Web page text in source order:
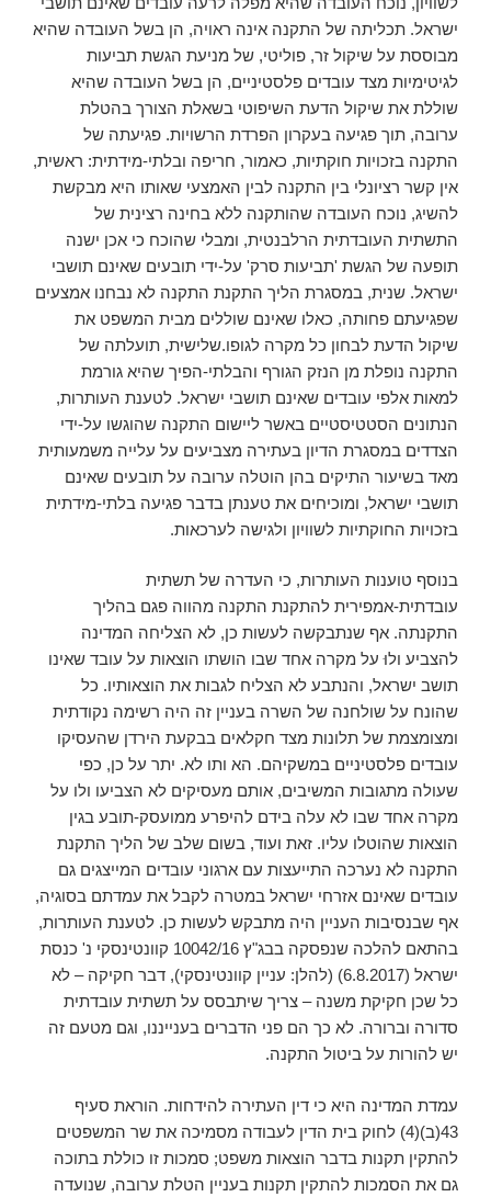
ישראל. תכליתה של התקנה אינה ראויה, הן בשל העובדה שהיא
מבוססת על שיקול זר, פוליטי, של מניעת הגשת תביעות
לגיטימיות מצד עובדים פלסטיניים, הן בשל העובדה שהיא
שוללת את שיקול הדעת השיפוטי בשאלת הצורך בהטלת
ערובה, תוך פגיעה בעקרון הפרדת הרשויות. פגיעתה של
התקנה בזכויות חוקתיות, כאמור, חריפה ובלתי-מידתית: ראשית,
אין קשר רציונלי בין התקנה לבין האמצעי שאותו היא מבקשת
להשיג, נוכח העובדה שהותקנה ללא בחינה רצינית של
התשתית העובדתית הרלבנטית, ומבלי שהוכח כי אכן ישנה
תופעה של הגשת 'תביעות סרק' על-ידי תובעים שאינם תושבי
ישראל. שנית, במסגרת הליך התקנת התקנה לא נבחנו אמצעים
שפגיעתם פחותה, כאלו שאינם שוללים מבית המשפט את
שיקול הדעת לבחון כל מקרה לגופו.שלישית, תועלתה של
התקנה נופלת מן הנזק הגורף והבלתי-הפיך שהיא גורמת
למאות אלפי עובדים שאינם תושבי ישראל. לטענת העותרות,
הנתונים הסטטיסטיים באשר ליישום התקנה שהוגשו על-ידי
הצדדים במסגרת הדיון בעתירה מצביעים על עלייה משמעותית
מאד בשיעור התיקים בהן הוטלה ערובה על תובעים שאינם
תושבי ישראל, ומוכיחים את טענתן בדבר פגיעה בלתי-מידתית
בזכויות החוקתיות לשוויון ולגישה לערכאות.
בנוסף טוענות העותרות, כי העדרה של תשתית
עובדתית-אמפירית להתקנת התקנה מהווה פגם בהליך
התקנתה. אף שנתבקשה לעשות כן, לא הצליחה המדינה
להצביע ולוּ על מקרה אחד שבו הושתו הוצאות על עובד שאינו
תושב ישראל, והנתבע לא הצליח לגבות את הוצאותיו. כל
שהונח על שולחנה של השרה בעניין זה היה רשימה נקודתית
ומצומצמת של תלונות מצד חקלאים בבקעת הירדן שהעסיקו
עובדים פלסטיניים במשקיהם. הא ותו לא. יתר על כן, כפי
שעולה מתגובות המשיבים, אותם מעסיקים לא הצביעו ולו על
מקרה אחד שבו לא עלה בידם להיפרע ממועסק-תובע בגין
הוצאות שהוטלו עליו. זאת ועוד, בשום שלב של הליך התקנת
התקנה לא נערכה התייעצות עם ארגוני עובדים המייצגים גם
עובדים שאינם אזרחי ישראל במטרה לקבל את עמדתם בסוגיה,
אף שבנסיבות העניין היה מתבקש לעשות כן. לטענת העותרות,
בהתאם להלכה שנפסקה בבג"ץ 10042/16 קוונטינסקי נ' כנסת
ישראל (6.8.2017) (להלן: עניין קוונטינסקי), דבר חקיקה – לא
כל שכן חקיקת משנה – צריך שיתבסס על תשתית עובדתית
סדורה וברורה. לא כך הם פני הדברים בענייננו, וגם מטעם זה
יש להורות על ביטול התקנה.
עמדת המדינה היא כי דין העתירה להידחות. הוראת סעיף
43(ב)(4) לחוק בית הדין לעבודה מסמיכה את שר המשפטים
להתקין תקנות בדבר הוצאות משפט; סמכות זו כוללת בתוכה
גם את הסמכות להתקין תקנות בעניין הטלת ערובה, שנועדה